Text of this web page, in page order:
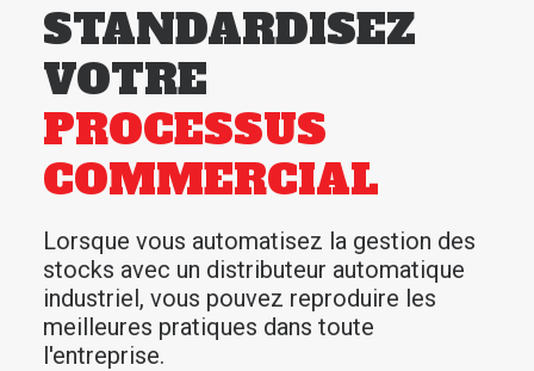
STANDARDISEZ
VOTRE
PROCESSUS
COMMERCIAL
Lorsque vous automatisez la gestion des
stocks avec un distributeur automatique
industriel, vous pouvez reproduire les
meilleures pratiques dans toute
l'entreprise.